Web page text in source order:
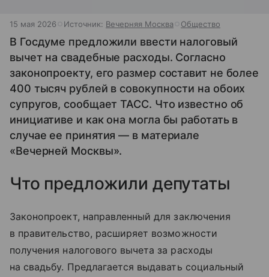
15 мая 2026 Источник: Вечерняя Москва Общество
В Госдуме предложили ввести налоговый
вычет на свадебные расходы. Согласно
законопроекту, его размер составит не более
400 тысяч рублей в совокупности на обоих
супругов, сообщает ТАСС. Что известно об
инициативе и как она могла бы работать в
случае ее принятия — в материале
«Вечерней Москвы».
Что предложили депутаты
Законопроект, направленный для заключения
в правительство, расширяет возможности
получения налогового вычета за расходы
на свадьбу. Предлагается выдавать социальный